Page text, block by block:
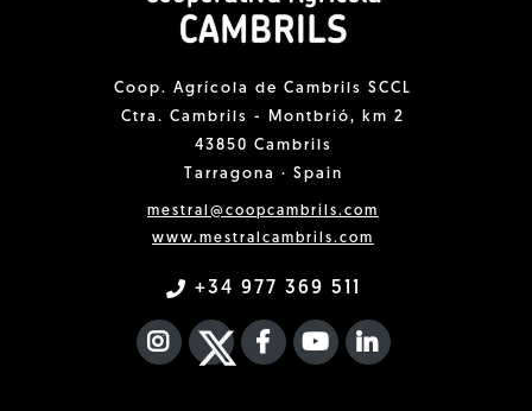
Coop. Agrícola de Cambrils SCCL
Ctra. Cambrils - Montbrió, km 2
43850 Cambrils
Tarragona · Spain
mestral@coopcambrils.com
www.mestralcambrils.com
+34 977 369 511
INSTAGRAM
TWITTER
FACEBOOK F
YOUTUBEFA LINKEDIN